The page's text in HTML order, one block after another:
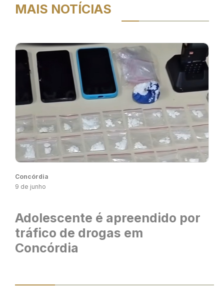
MAIS NOTÍCIAS
Concórdia
9 de junho
Adolescente é apreendido por
tráfico de drogas em
Concórdia